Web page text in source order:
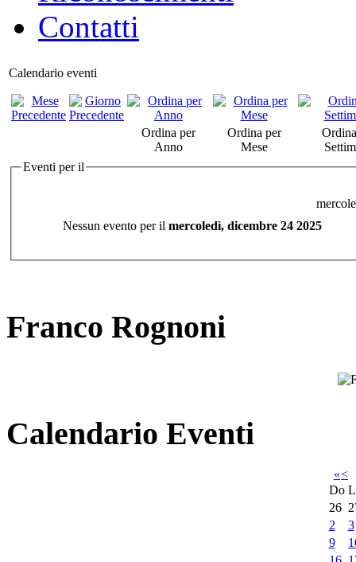
Contatti
Calendario eventi
Ordina per
Anno
Ordina per
Mese
Eventi per il
Nessun evento per il mercoledì, dicembre 24 2025
Franco Rognoni
Calendario Eventi
«<
Do
26
2
3
9